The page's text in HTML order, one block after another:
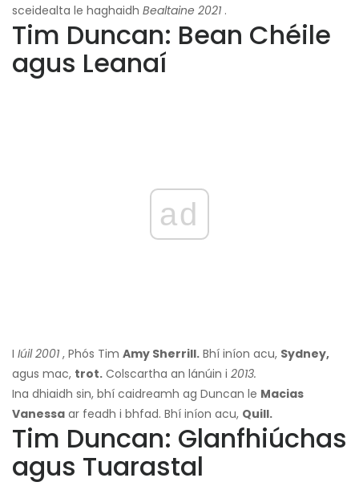
sceidealta le haghaidh Bealtaine 2021 .
Tim Duncan: Bean Chéile
agus Leanaí
ad
I Iúil 2001 , Phós Tim Amy Sherrill. Bhí iníon acu, Sydney,
agus mac, trot. Colscartha an lánúin i 2013.
Ina dhiaidh sin, bhí caidreamh ag Duncan le Macias
Vanessa ar feadh i bhfad. Bhí iníon acu, Quill.
Tim Duncan: Glanfhiúchas
agus Tuarastal